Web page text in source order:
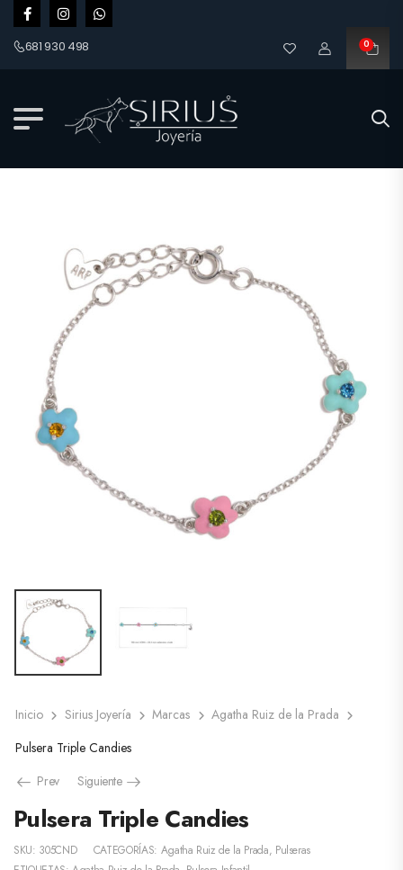
681 930 498 0
Inicio Sirius Joyería Marcas
Agatha Ruiz de la Prada
Pulsera Triple Candies
Prev
Siguiente
Pulsera Triple Candies
SKU: 305CND CATEGORÍAS: Agatha Ruiz de la Prada, Pulseras